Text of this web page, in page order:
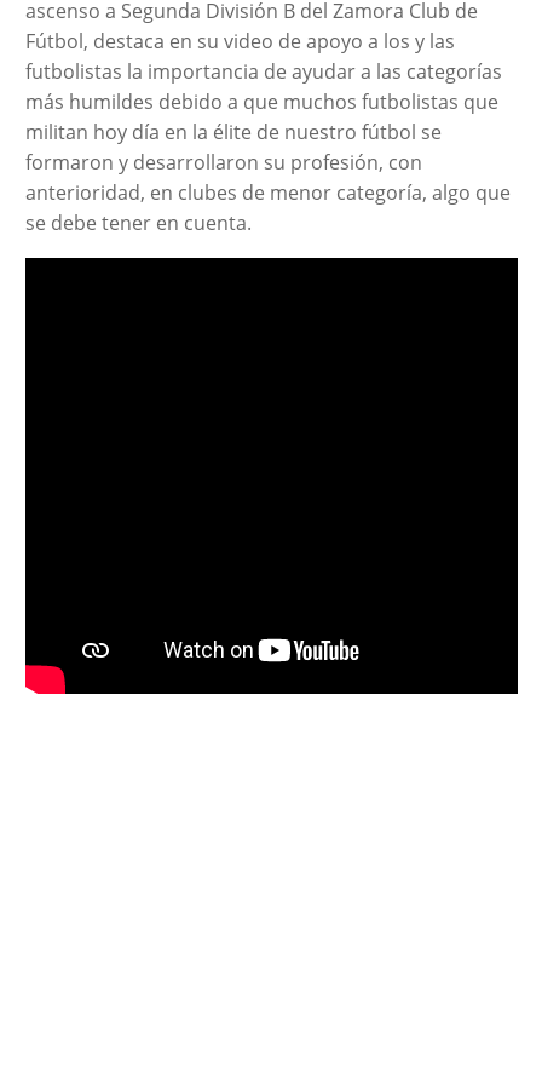
ascenso a Segunda División B del Zamora Club de
Fútbol, destaca en su video de apoyo a los y las
futbolistas la importancia de ayudar a las categorías
más humildes debido a que muchos futbolistas que
militan hoy día en la élite de nuestro fútbol se
formaron y desarrollaron su profesión, con
anterioridad, en clubes de menor categoría, algo que
se debe tener en cuenta.